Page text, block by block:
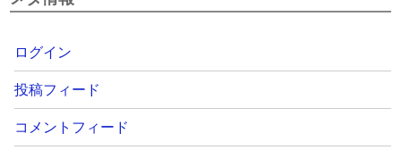
ログイン
投稿フィード
コメントフィード